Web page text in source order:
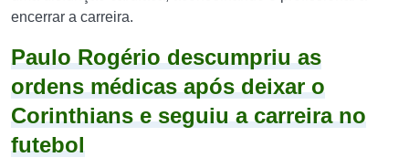
encerrar a carreira.
Paulo Rogério descumpriu as
ordens médicas após deixar o
Corinthians e seguiu a carreira no
futebol